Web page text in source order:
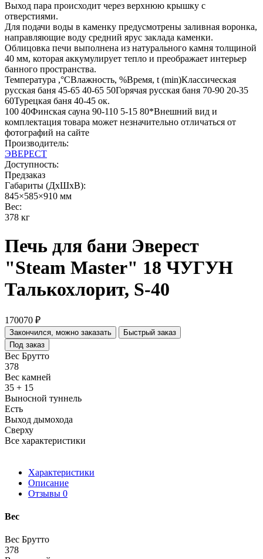
Выход пара происходит через верхнюю крышку с
отверстиями.
Для подачи воды в каменку предусмотрены заливная воронка,
направляющие воду средний ярус заклада каменки.
Облицовка печи выполнена из натурального камня толщиной
40 мм, которая аккумулирует тепло и преображает интерьер
банного пространства.
Температура ,°СВлажность, %Время, t (min)Классическая
русская баня 45-65 40-65 50Горячая русская баня 70-90 20-35
60Турецкая баня 40-45 ок.
100 40Финская сауна 90-110 5-15 80*Внешний вид и
комплектация товара может незначительно отличаться от
фотографий на сайте
Производитель:
ЭВЕРЕСТ
Доступность:
Предзаказ
Габариты (ДхШхВ):
845×585×910 мм
Вес:
378 кг
Печь для бани Эверест
"Steam Master" 18 ЧУГУН
Талькохлорит, S-40
170070 ₽
Закончился, можно заказать
Быстрый заказ
Под заказ
Вес Брутто
378
Вес камней
35 + 15
Выносной туннель
Есть
Выход дымохода
Сверху
Все характеристики
Характеристики
Описание
Отзывы 0
Вес
Вес Брутто
378